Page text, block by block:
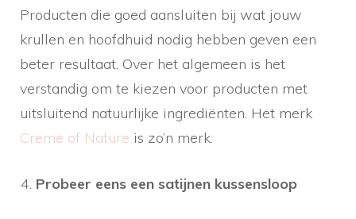
Producten die goed aansluiten bij wat jouw
krullen en hoofdhuid nodig hebben geven een
beter resultaat. Over het algemeen is het
verstandig om te kiezen voor producten met
uitsluitend natuurlijke ingrediënten. Het merk
Creme of Nature is zo’n merk.
Probeer eens een satijnen kussensloop